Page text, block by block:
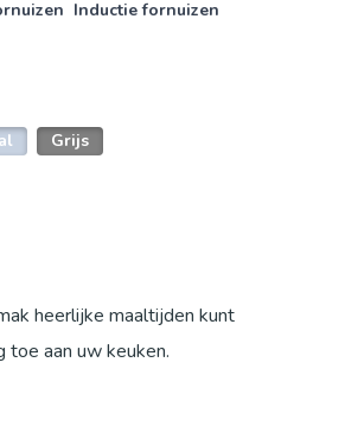
Inductie fornuizen
Grijs
heerlijke maaltijden kunt
aan uw keuken.